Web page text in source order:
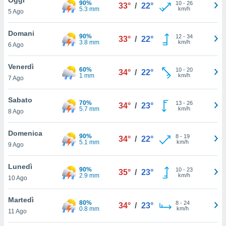
è
al sito
di
ci
di
il
un
la
nella
5 Ago
90%
5.3 mm
33° / 22° 10- 26
km/h
Domani
6 Ago
90%
3.8 mm
33° / 22° 12- 34
km/h
Venerdì
7 Ago
60%
1 mm
34° / 22° 10- 20
km/h
Sabato
8 Ago
70%
5.7 mm
34° / 23° 13- 26
km/h
Domenica
9 Ago
90%
5.1 mm
34° / 22° 8- 19
km/h
Lunedì
10 Ago
90%
2.9 mm
35° / 23° 10- 23
km/h
Martedì
11 Ago
80%
0.8 mm
34° / 23° 8- 24
km/h